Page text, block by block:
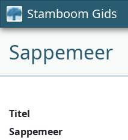
Stamboom Gids
Sappemeer
Titel
Sappemeer